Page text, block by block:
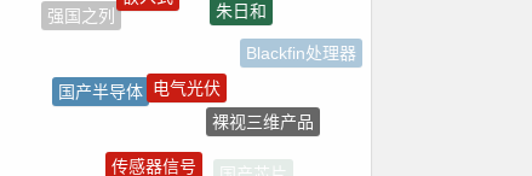
强国之列
Blackfin处理器
裸视三维产品
国产芯片